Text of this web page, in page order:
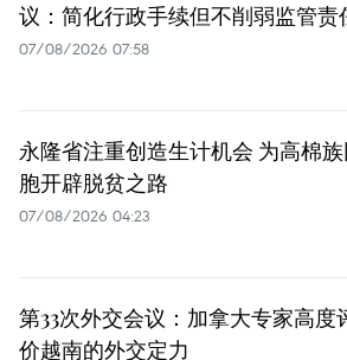
议：简化行政手续但不削弱监管责
07/08/2026 07:58
永隆省注重创造生计机会 为高棉族
胞开辟脱贫之路
07/08/2026 04:23
第33次外交会议：加拿大专家高度
价越南的外交定力